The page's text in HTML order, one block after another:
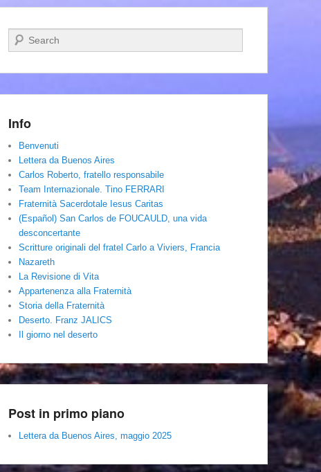
Cerca
Info
Benvenuti
Lettera da Buenos Aires
Carlos Roberto, fratello responsabile
Team Internazionale. Tino FERRARI
Fraternità Sacerdotale Iesus Caritas
(Español) San Carlos de FOUCAULD, una vida
desconcertante
Scritture originali del fratel Carlo a Viviers, Francia
Nazareth
La Revisione di Vita
Appartenenza alla Fraternità
Storia della Fraternità
Deserto. Franz JALICS
Il giorno nel deserto
Post in primo piano
Lettera da Buenos Aires, maggio 2025